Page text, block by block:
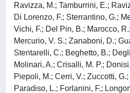
Ravizza, M.; Tamburrini, E.;
Di Lorenzo, F.; Sterrantino, G.;
Vichi, F.; Del Pin, B.; Marocco,
Mercurio, V. S.; Zanaboni, D.;
Stentarelli, C.; Beghetto, B.;
Molinari, A.; Crisalli, M. P.;
Piepoli, M.; Cerri, V.; Zuccotti,
Paradiso, L.; Forlanini, F.;